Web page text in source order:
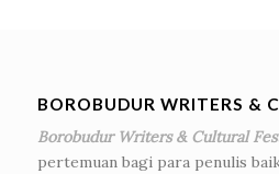
BOROBUDUR WRITERS &
Borobudur Writers & Cultural
pertemuan bagi para penulis